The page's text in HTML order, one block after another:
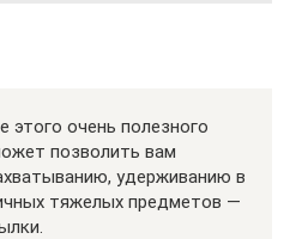
этого очень полезного
позволить вам
удерживанию в
тяжелых предметов —